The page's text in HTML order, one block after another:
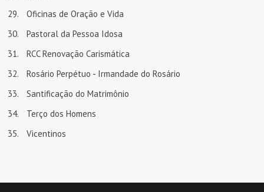
Oficinas de Oração e Vida
Pastoral da Pessoa Idosa
RCC Renovação Carismática
Rosário Perpétuo - Irmandade do Rosário
Santificação do Matrimônio
Terço dos Homens
Vicentinos